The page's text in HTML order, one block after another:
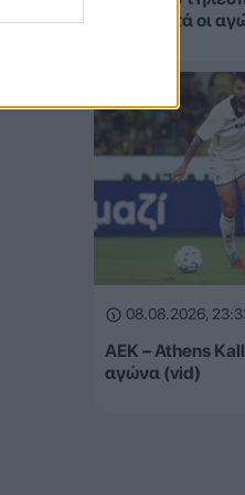
Αναλυτικά οι
08.08.2026,
ΑΕΚ – Athens
αγώνα (vid)